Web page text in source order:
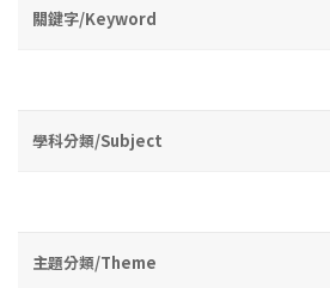
關鍵字/Keyword
學科分類/Subject
主題分類/Theme